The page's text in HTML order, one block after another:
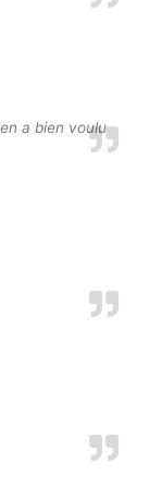
a bien voulu